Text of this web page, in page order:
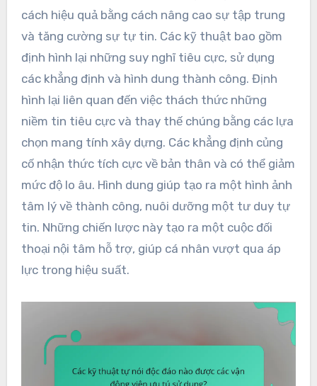
cách hiệu quả bằng cách nâng cao sự tập trung
và tăng cường sự tự tin. Các kỹ thuật bao gồm
định hình lại những suy nghĩ tiêu cực, sử dụng
các khẳng định và hình dung thành công. Định
hình lại liên quan đến việc thách thức những
niềm tin tiêu cực và thay thế chúng bằng các lựa
chọn mang tính xây dựng. Các khẳng định củng
cố nhận thức tích cực về bản thân và có thể giảm
mức độ lo âu. Hình dung giúp tạo ra một hình ảnh
tâm lý về thành công, nuôi dưỡng một tư duy tự
tin. Những chiến lược này tạo ra một cuộc đối
thoại nội tâm hỗ trợ, giúp cá nhân vượt qua áp
lực trong hiệu suất.